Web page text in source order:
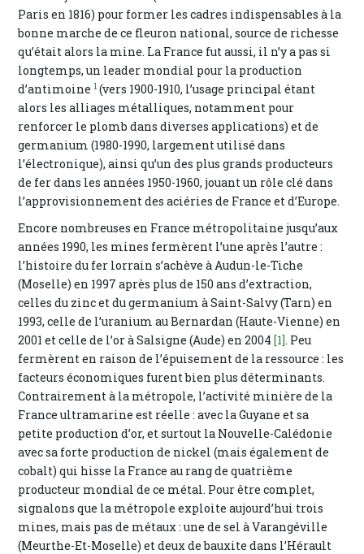
Paris en 1816) pour former les cadres indispensables à la
bonne marche de ce fleuron national, source de richesse
qu’était alors la mine. La France fut aussi, il n’y a pas si
longtemps, un leader mondial pour la production
d’antimoine 1 (vers 1900-1910, l’usage principal étant
alors les alliages métalliques, notamment pour
renforcer le plomb dans diverses applications) et de
germanium (1980-1990, largement utilisé dans
l’électronique), ainsi qu’un des plus grands producteurs
de fer dans les années 1950-1960, jouant un rôle clé dans
l’approvisionnement des aciéries de France et d’Europe.
Encore nombreuses en France métropolitaine jusqu’aux
années 1990, les mines fermèrent l’une après l’autre :
l’histoire du fer lorrain s’achève à Audun-le-Tiche
(Moselle) en 1997 après plus de 150 ans d’extraction,
celles du zinc et du germanium à Saint-Salvy (Tarn) en
1993, celle de l’uranium au Bernardan (Haute-Vienne) en
2001 et celle de l’or à Salsigne (Aude) en 2004[1]. Peu
fermèrent en raison de l’épuisement de la ressource : les
facteurs économiques furent bien plus déterminants.
Contrairement à la métropole, l’activité minière de la
France ultramarine est réelle : avec la Guyane et sa
petite production d’or, et surtout la Nouvelle-Calédonie
avec sa forte production de nickel (mais également de
cobalt) qui hisse la France au rang de quatrième
producteur mondial de ce métal. Pour être complet,
signalons que la métropole exploite aujourd’hui trois
mines, mais pas de métaux : une de sel à Varangéville
(Meurthe-Et-Moselle) et deux de bauxite dans l’Hérault